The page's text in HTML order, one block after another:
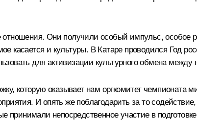
Они получили особый импульс, особое
касается и культуры. В Катаре проводился Год
для активизации культурного обмена
которую оказывает нам оргкомитет чемпионата
И опять же поблагодарить за то
принимали непосредственное участие в